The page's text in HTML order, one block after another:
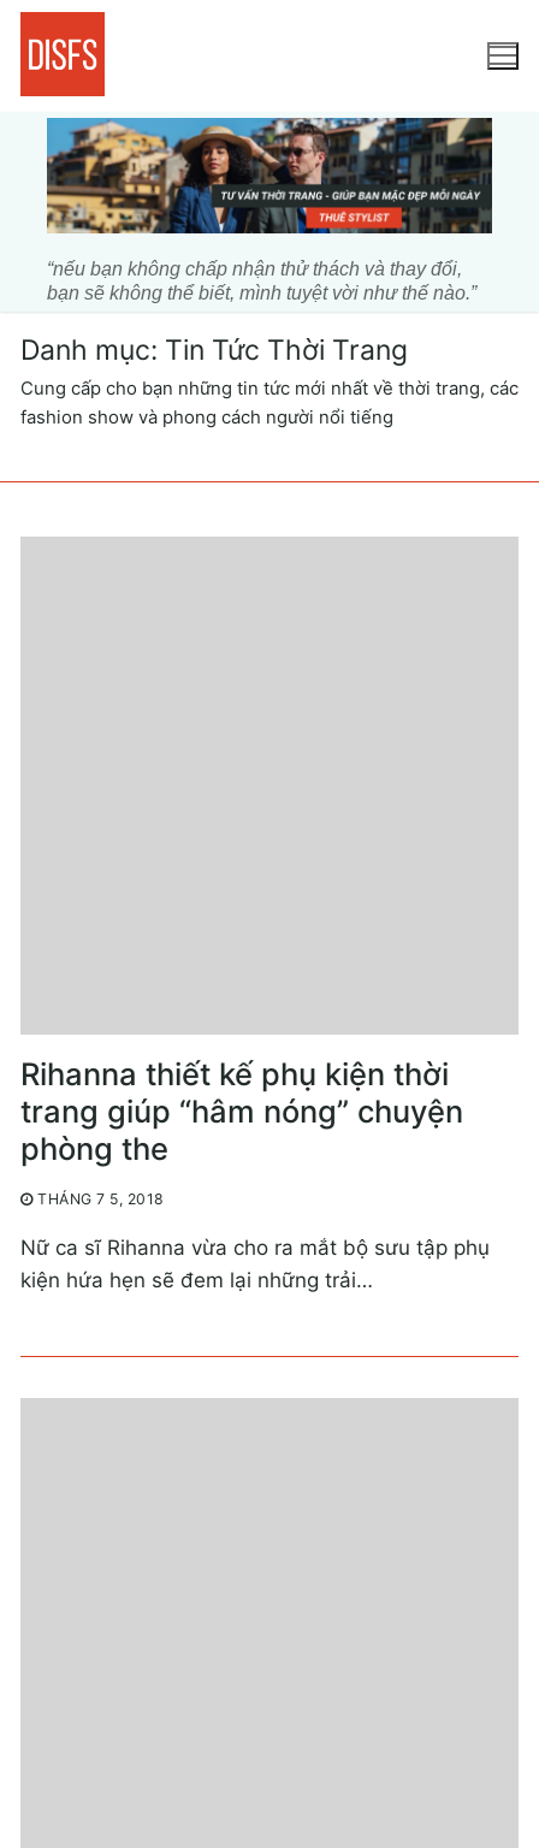
Chuyển
đến
dung
“nếu bạn không chấp nhận thử thách và thay đổi,
bạn sẽ không thể biết, mình tuyệt vời như thế nào.”
Danh mục: Tin Tức Thời Trang
Cung cấp cho bạn những tin tức mới nhất về thời trang, các
fashion show và phong cách người nổi tiếng
Rihanna thiết kế phụ kiện thời
trang giúp “hâm nóng” chuyện
phòng the
THÁNG 7 5, 2018
Nữ ca sĩ Rihanna vừa cho ra mắt bộ sưu tập phụ
kiện hứa hẹn sẽ đem lại những trải…